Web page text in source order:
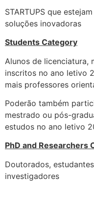
STARTUPS que
soluções inovadoras
Students Category
Alunos de licenciatura,
inscritos no ano letivo
mais professores
Poderão também
mestrado ou pós-
estudos no ano letivo
PhD and Researchers
Doutorados,
investigadores